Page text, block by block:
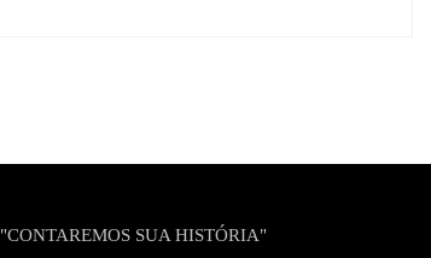
"CONTAREMOS SUA HISTÓRIA"